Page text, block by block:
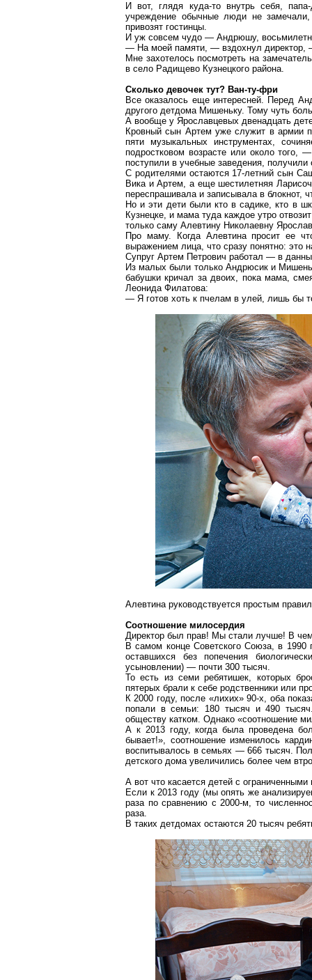
И вот, глядя куда-то внутрь себя,
учреждение обычные люди не
привозят гостинцы.
И уж совсем чудо — Андрюшу,
— На моей памяти, — вздохнул директор,
Мне захотелось посмотреть на
в село Радищево Кузнецкого района.
Сколько девочек тут? Ван-ту-фри
Все оказалось еще интересней. Перед
другого детдома Мишеньку. Тому чуть
А вообще у Ярославцевых двенадцать
Кровный сын Артем уже служит в армии
пяти музыкальных инструментах,
подростковом возрасте или около
поступили в учебные заведения,
С родителями остаются 17-летний сын
Вика и Артем, а еще шестилетняя
переспрашивала и записывала в блокнот,
Но и эти дети были кто в садике, кто в
Кузнецке, и мама туда каждое утро
только саму Алевтину Николаевну
Про маму. Когда Алевтина просит ее
выражением лица, что сразу понятно:
Супруг Артем Петрович работал — в
Измалых были только Андрюсики
бабушки кричал за двоих, пока мама,
Леонида Филатова:
— Я готов хоть к пчелам в улей, лишь бы
Алевтина руководствуется простым
Соотношение милосердия
Директор был прав! Мы стали лучше! В
В самом конце Советского Союза, в 1990
оставшихся без попечения
усыновлении) — почти 300 тысяч.
То есть из семи ребятишек, которых
пятерых брали к себе родственники или
К 2000 году, после «лихих» 90-х, оба
попали в семьи: 180 тысяч и 490
обществу катком. Однако «соотношение
А к 2013 году, когда была проведена
бывает!», соотношение изменилось
воспитывалось в семьях — 666 тысяч.
детского дома увеличились более чем
А вот что касается детей с
Если к 2013 году (мы опять же
раза по сравнению с 2000-м, то
раза.
В таких детдомах остаются 20 тысяч